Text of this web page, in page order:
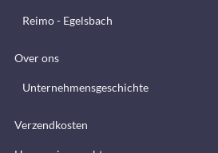
Reimo - Egelsbach
Over ons
Unternehmensgeschichte
Verzendkosten